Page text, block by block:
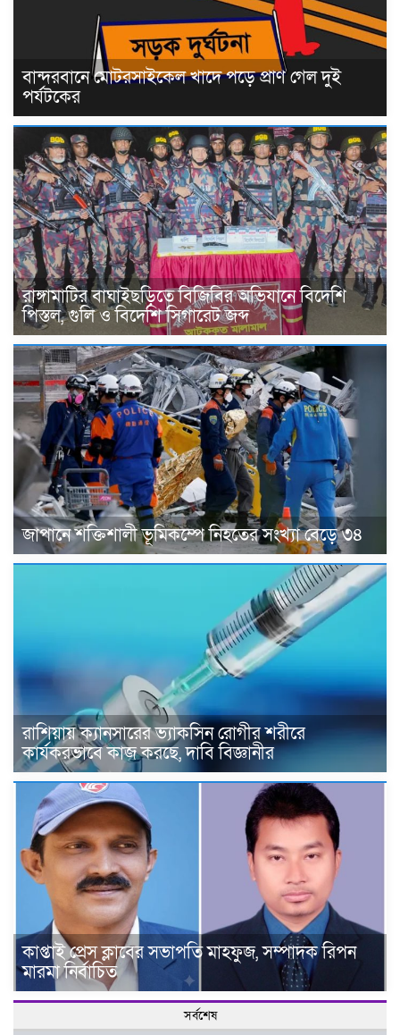
বান্দরবানে মোটরসাইকেল খাদে পড়ে প্রাণ গেল দুই
পর্যটকের
রাঙ্গামাটির বাঘাইছড়িতে বিজিবির অভিযানে বিদেশি
পিস্তল, গুলি ও বিদেশি সিগারেট জব্দ
জাপানে শক্তিশালী ভূমিকম্পে নিহতের সংখ্যা বেড়ে ৩৪
রাশিয়ায় ক্যানসারের ভ্যাকসিন রোগীর শরীরে
কার্যকরভাবে কাজ করছে, দাবি বিজ্ঞানীর
কাপ্তাই প্রেস ক্লাবের সভাপতি মাহফুজ, সম্পাদক রিপন
মারমা নির্বাচিত
সর্বশেষ